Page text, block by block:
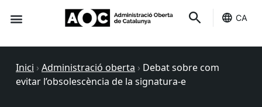
CA
Inici › Administració oberta › Debat sobre com
evitar l’obsolescència de la signatura-e